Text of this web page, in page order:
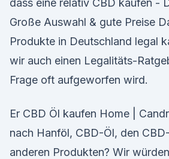
dass eine relativ CBD kaufen -
Große Auswahl & gute Preise
Produkte in Deutschland legal
wir auch einen Legalitäts-
Frage oft aufgeworfen wird.
Er CBD Öl kaufen Home |
nach Hanföl, CBD-Öl, den
anderen Produkten? Wir